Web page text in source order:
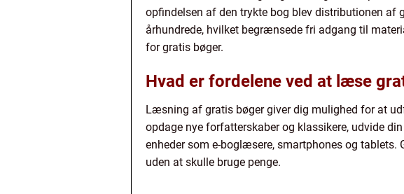
opfindelsen af den trykte bog blev distributionen af
århundrede, hvilket begrænsede fri adgang til
for gratis bøger.
Hvad er fordelene ved at læse
Læsning af gratis bøger giver dig mulighed for at
opdage nye forfatterskaber og klassikere, udvide
enheder som e-boglæsere, smartphones og
uden at skulle bruge penge.